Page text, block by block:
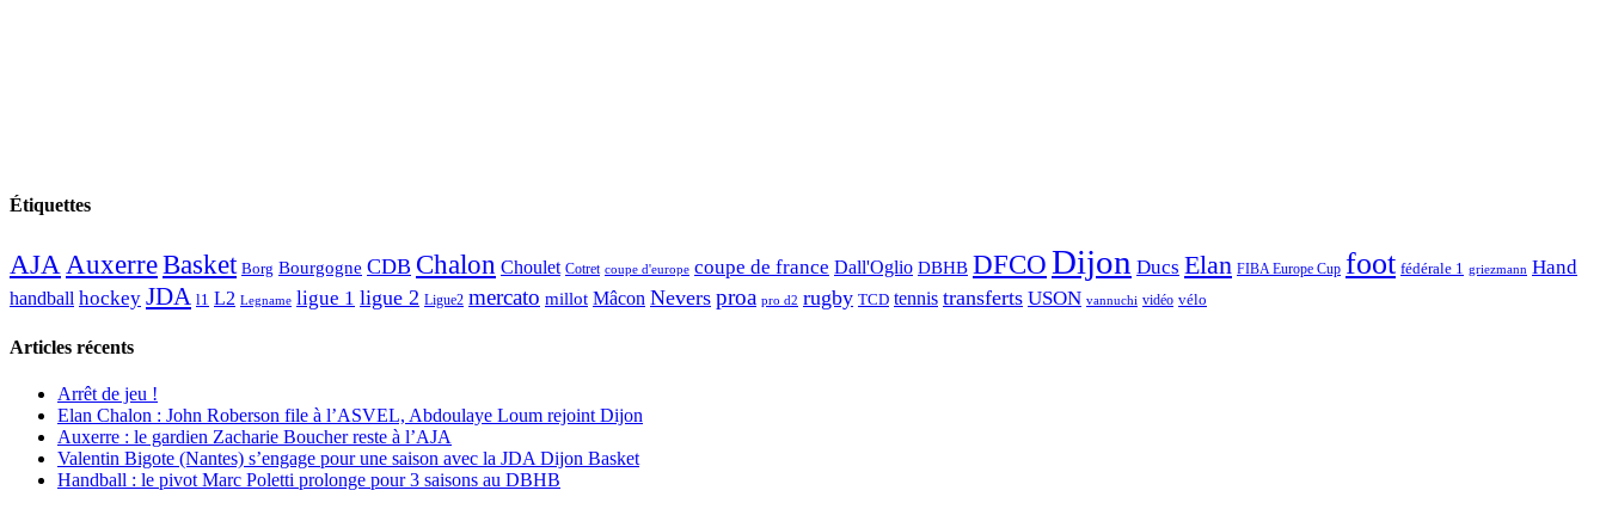
Étiquettes
AJA AuxerreBasket Borg Bourgogne CDB Chalon Choulet Cotret coupe d'europe coupe de france Dall'Oglio DBHB DFCODijon Ducs Elan FIBA Europe Cup foot fédérale 1 griezmann Hand
handball hockey JDA l1 L2 Legname ligue 1 ligue 2 Ligue2 mercato millot Mâcon Nevers proa pro d2 rugby TCD tennis transferts USON vannuchi vidéo vélo
Articles récents
Arrêt de jeu !
Elan Chalon : John Roberson file à l’ASVEL, Abdoulaye Loum rejoint Dijon
Auxerre : le gardien Zacharie Boucher reste à l’AJA
Valentin Bigote (Nantes) s’engage pour une saison avec la JDA Dijon Basket
Handball : le pivot Marc Poletti prolonge pour 3 saisons au DBHB